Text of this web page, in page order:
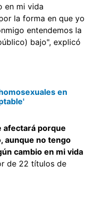
en mi vida
la forma en que yo
entendemos la
bajo", explicó
en
afectará porque
aunque no tengo
cambio en mi vida
de 22 títulos de